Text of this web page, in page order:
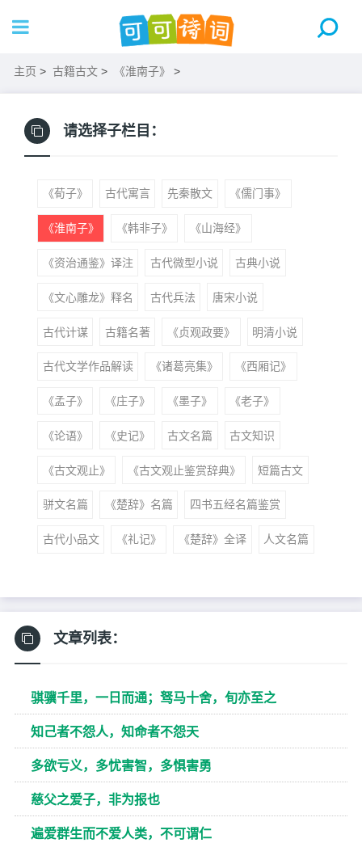
主页 > 古籍古文 > 《淮南子》 >
请选择子栏目：
《荀子》 古代寓言 先秦散文 《儒门事》
《淮南子》 《韩非子》 《山海经》
《资治通鉴》译注 古代微型小说 古典小说
《文心雕龙》释名 古代兵法 唐宋小说
古代计谋 古籍名著 《贞观政要》 明清小说
古代文学作品解读 《诸葛亮集》 《西厢记》
《孟子》 《庄子》 《墨子》 《老子》
《论语》 《史记》 古文名篇 古文知识
《古文观止》 《古文观止鉴赏辞典》 短篇古文
骈文名篇 《楚辞》名篇 四书五经名篇鉴赏
古代小品文 《礼记》 《楚辞》全译 人文名篇
文章列表：
骐骥千里，一日而通；驽马十舍，旬亦至之
知己者不怨人，知命者不怨天
多欲亏义，多忧害智，多惧害勇
慈父之爱子，非为报也
遍爱群生而不爱人类，不可谓仁